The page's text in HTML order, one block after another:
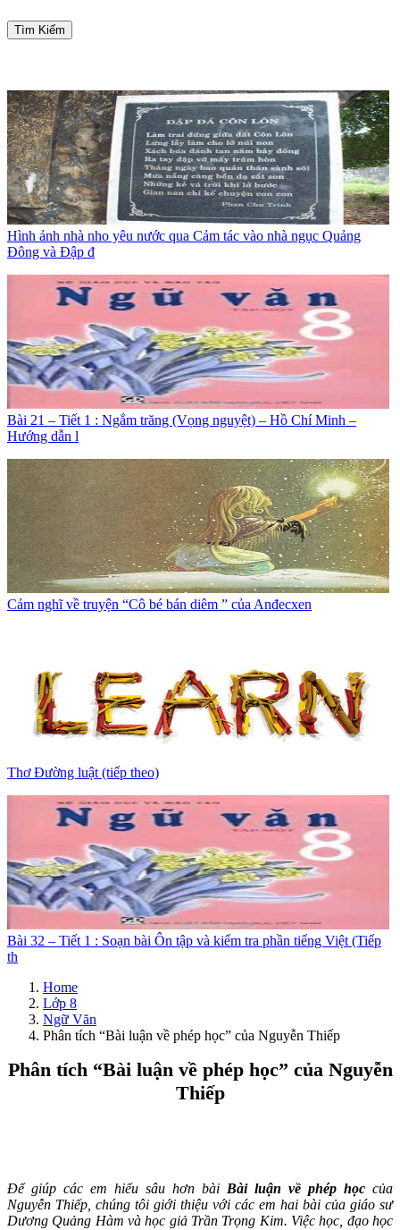
Tìm Kiếm
Hình ảnh nhà nho yêu nước qua Cảm tác vào nhà ngục Quảng
Đông và Đập đ
Bài 21 – Tiết 1 : Ngắm trăng (Vọng nguyệt) – Hồ Chí Minh –
Hướng dẫn l
Cảm nghĩ về truyện “Cô bé bán diêm ” của Anđecxen
Thơ Đường luật (tiếp theo)
Bài 32 – Tiết 1 : Soạn bài Ôn tập và kiểm tra phần tiếng Việt (Tiếp
th
Home
Lớp 8
Ngữ Văn
Phân tích “Bài luận về phép học” của Nguyễn Thiếp
Phân tích “Bài luận về phép học” của Nguyễn
Thiếp
Để giúp các em hiểu sâu hơn bài Bài luận về phép học của
Nguyễn Thiếp, chúng tôi giới thiệu với các em hai bài của giáo sư
Dương Quảng Hàm và học giả Trần Trọng Kim. Việc học, đạo học